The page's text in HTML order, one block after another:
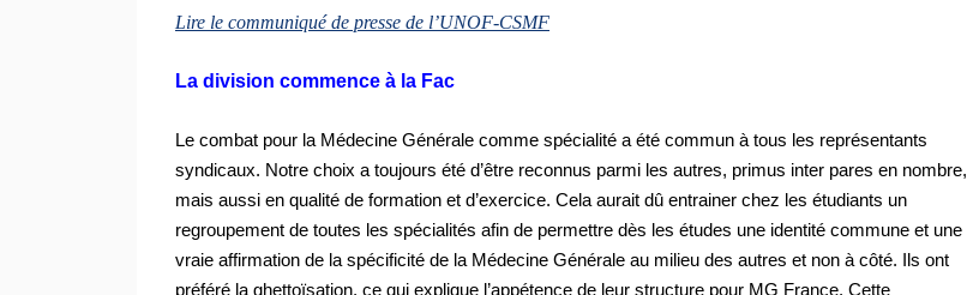
Lire le communiqué de presse de l’UNOF-CSMF
La division commence à la Fac
Le combat pour la Médecine Générale comme spécialité a été commun à tous les représentants
syndicaux. Notre choix a toujours été d’être reconnus parmi les autres, primus inter pares en nombre,
mais aussi en qualité de formation et d’exercice. Cela aurait dû entrainer chez les étudiants un
regroupement de toutes les spécialités afin de permettre dès les études une identité commune et une
vraie affirmation de la spécificité de la Médecine Générale au milieu des autres et non à côté. Ils ont
préféré la ghettoïsation, ce qui explique l’appétence de leur structure pour MG France. Cette